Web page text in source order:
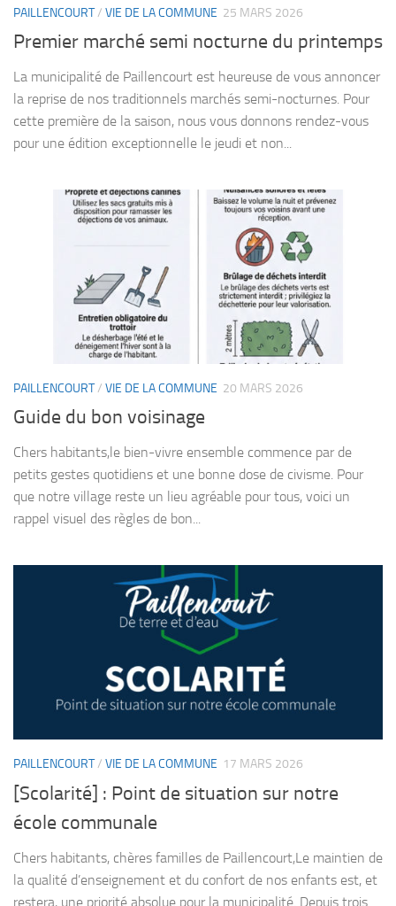
PAILLENCOURT/ VIE DE LA COMMUNE 25 MARS 2026
Premier marché semi nocturne du printemps
La municipalité de Paillencourt est heureuse de vous annoncer
la reprise de nos traditionnels marchés semi-nocturnes. Pour
cette première de la saison, nous vous donnons rendez-vous
pour une édition exceptionnelle le jeudi et non...
PAILLENCOURT/ VIE DE LA COMMUNE 20 MARS 2026
Guide du bon voisinage
Chers habitants,le bien-vivre ensemble commence par de
petits gestes quotidiens et une bonne dose de civisme. Pour
que notre village reste un lieu agréable pour tous, voici un
rappel visuel des règles de bon...
PAILLENCOURT/ VIE DE LA COMMUNE 17 MARS 2026
[Scolarité] : Point de situation sur notre
école communale
Chers habitants, chères familles de Paillencourt,Le maintien de
la qualité d’enseignement et du confort de nos enfants est, et
restera, une priorité absolue pour la municipalité. Depuis trois